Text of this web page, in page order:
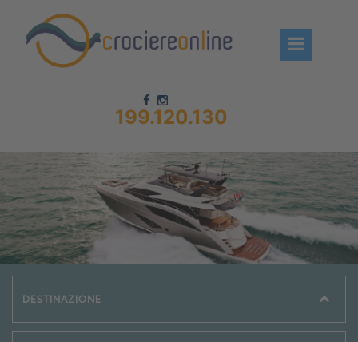
199.120.130
Chi siamo – CrociereOnLine
Destinazioni Crociere
Prenota crociere
News